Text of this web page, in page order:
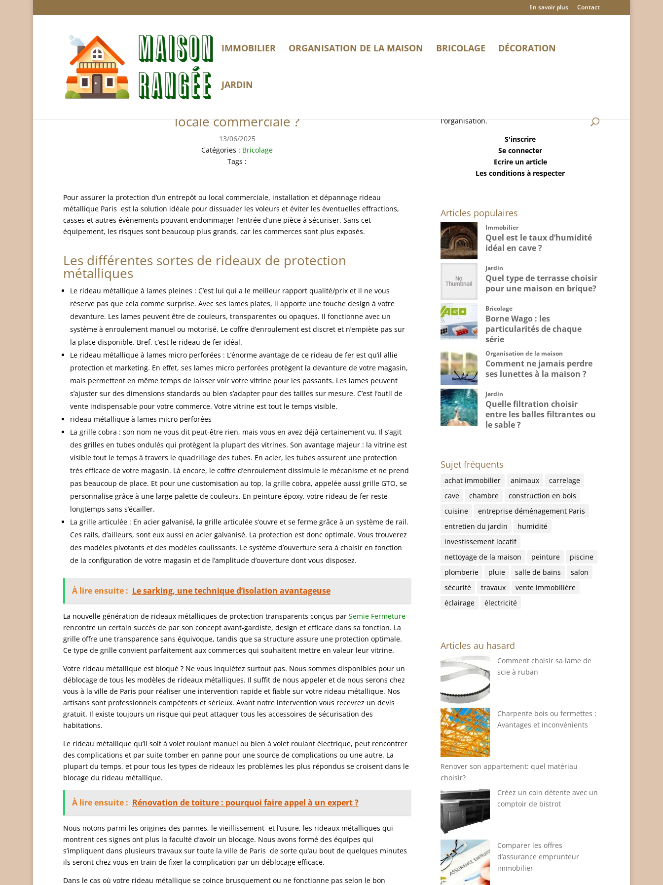
En savoir plus Contact
IMMOBILIER ORGANISATION DE LA MAISON BRICOLAGE DÉCORATION
JARDIN
locale commerciale ?
13/06/2025
Catégories : Bricolage
Tags :
Pour assurer la protection d’un entrepôt ou local commerciale, installation et dépannage rideau
métallique Paris est la solution idéale pour dissuader les voleurs et éviter les éventuelles effractions,
casses et autres évènements pouvant endommager l’entrée d’une pièce à sécuriser. Sans cet
équipement, les risques sont beaucoup plus grands, car les commerces sont plus exposés.
Les différentes sortes de rideaux de protection
métalliques
Le rideau métallique à lames pleines : C’est lui qui a le meilleur rapport qualité/prix et il ne vous
réserve pas que cela comme surprise. Avec ses lames plates, il apporte une touche design à votre
devanture. Les lames peuvent être de couleurs, transparentes ou opaques. Il fonctionne avec un
système à enroulement manuel ou motorisé. Le coffre d’enroulement est discret et n’empiète pas sur
la place disponible. Bref, c’est le rideau de fer idéal.
Le rideau métallique à lames micro perforées : L’énorme avantage de ce rideau de fer est qu’il allie
protection et marketing. En effet, ses lames micro perforées protègent la devanture de votre magasin,
mais permettent en même temps de laisser voir votre vitrine pour les passants. Les lames peuvent
s’ajuster sur des dimensions standards ou bien s’adapter pour des tailles sur mesure. C’est l’outil de
vente indispensable pour votre commerce. Votre vitrine est tout le temps visible.
rideau métallique à lames micro perforées
La grille cobra : son nom ne vous dit peut-être rien, mais vous en avez déjà certainement vu. Il s’agit
des grilles en tubes ondulés qui protègent la plupart des vitrines. Son avantage majeur : la vitrine est
visible tout le temps à travers le quadrillage des tubes. En acier, les tubes assurent une protection
très efficace de votre magasin. Là encore, le coffre d’enroulement dissimule le mécanisme et ne prend
pas beaucoup de place. Et pour une customisation au top, la grille cobra, appelée aussi grille GTO, se
personnalise grâce à une large palette de couleurs. En peinture époxy, votre rideau de fer reste
longtemps sans s’écailler.
La grille articulée : En acier galvanisé, la grille articulée s’ouvre et se ferme grâce à un système de rail.
Ces rails, d’ailleurs, sont eux aussi en acier galvanisé. La protection est donc optimale. Vous trouverez
des modèles pivotants et des modèles coulissants. Le système d’ouverture sera à choisir en fonction
de la configuration de votre magasin et de l’amplitude d’ouverture dont vous disposez.
À lire ensuite : Le sarking, une technique d’isolation avantageuse
La nouvelle génération de rideaux métalliques de protection transparents conçus par Semie Fermeture
rencontre un certain succès de par son concept avant-gardiste, design et efficace dans sa fonction. La
grille offre une transparence sans équivoque, tandis que sa structure assure une protection optimale.
Ce type de grille convient parfaitement aux commerces qui souhaitent mettre en valeur leur vitrine.
Votre rideau métallique est bloqué ? Ne vous inquiétez surtout pas. Nous sommes disponibles pour un
déblocage de tous les modèles de rideaux métalliques. Il suffit de nous appeler et de nous serons chez
vous à la ville de Paris pour réaliser une intervention rapide et fiable sur votre rideau métallique. Nos
artisans sont professionnels compétents et sérieux. Avant notre intervention vous recevrez un devis
gratuit. Il existe toujours un risque qui peut attaquer tous les accessoires de sécurisation des
habitations.
Le rideau métallique qu’il soit à volet roulant manuel ou bien à volet roulant électrique, peut rencontrer
des complications et par suite tomber en panne pour une source de complications ou une autre. La
plupart du temps, et pour tous les types de rideaux les problèmes les plus répondus se croisent dans le
blocage du rideau métallique.
À lire ensuite : Rénovation de toiture : pourquoi faire appel à un expert ?
Nous notons parmi les origines des pannes, le vieillissement et l’usure, les rideaux métalliques qui
montrent ces signes ont plus la faculté d’avoir un blocage. Nous avons formé des équipes qui
s’impliquent dans plusieurs travaux sur toute la ville de Paris de sorte qu’au bout de quelques minutes
ils seront chez vous en train de fixer la complication par un déblocage efficace.
Dans le cas où votre rideau métallique se coince brusquement ou ne fonctionne pas selon le bon
l'organisation.
S'inscrire
Se connecter
Ecrire un article
Les conditions à respecter
Articles populaires
Immobilier
Quel est le taux d’humidité
idéal en cave ?
Jardin
Quel type de terrasse choisir
pour une maison en brique?
Bricolage
Borne Wago : les
particularités de chaque
série
Organisation de la maison
Comment ne jamais perdre
ses lunettes à la maison ?
Jardin
Quelle filtration choisir
entre les balles filtrantes ou
le sable ?
Sujet fréquents
achat immobilier animaux
carrelage
cave
chambre
construction en bois
cuisine
entreprise déménagement Paris
entretien du jardin
humidité
investissement locatif
nettoyage de la maison
peinture
piscine
plomberie
pluie salle de bains
salon
sécurité
travaux
vente immobilière
éclairage
électricité
Articles au hasard
Comment choisir sa lame de
scie à ruban
Charpente bois ou fermettes :
Avantages et inconvénients
Renover son appartement: quel matériau
choisir?
Créez un coin détente avec un
comptoir de bistrot
Comparer les offres
d’assurance emprunteur
immobilier